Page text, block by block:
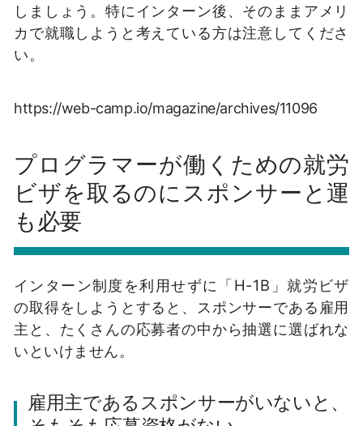
しましょう。特にインターン後、そのままアメリ
カで就職しようと考えている方は注意してくださ
い。
https://web-camp.io/magazine/archives/11096
プログラマーが働くための就労
ビザを取るのにスポンサーと運
も必要
インターン制度を利用せずに「H-1B」就労ビザ
の取得をしようとすると、スポンサーである雇用
主と、たくさんの応募者の中から抽選に選ばれな
いといけません。
雇用主であるスポンサーがいないと、